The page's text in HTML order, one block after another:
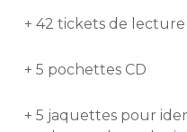
+ 42 tickets de lecture
+ 5 pochettes CD
+ 5 jaquettes pour